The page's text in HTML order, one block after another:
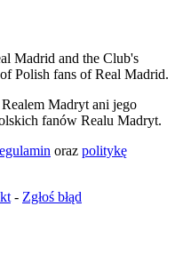
Madrid and the Club's
Polish fans of Real Madrid.
Madryt ani jego
fanów Realu Madryt.
oraz politykę
- Zgłoś błąd